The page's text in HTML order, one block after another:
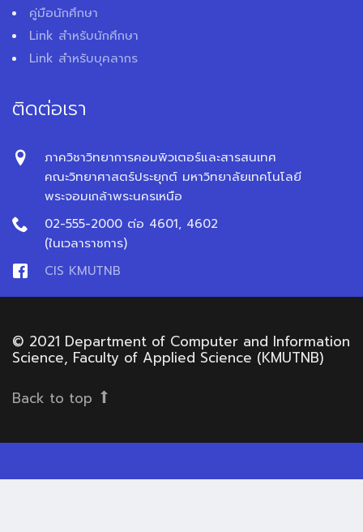
คู่มือนักศึกษา
Link สำหรับนักศึกษา
Link สำหรับบุคลากร
ติดต่อเรา
ภาควิชาวิทยาการคอมพิวเตอร์และสารสนเทศ
คณะวิทยาศาสตร์ประยุกต์ มหาวิทยาลัยเทคโนโลยี
พระจอมเกล้าพระนครเหนือ
02-555-2000 ต่อ 4601, 4602
(ในเวลาราชการ)
CIS KMUTNB
© 2021 Department of Computer and Information
Science, Faculty of Applied Science (KMUTNB)
Back to top